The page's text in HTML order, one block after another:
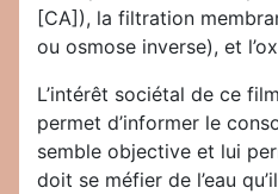
[CA]), la filtration
ou osmose inverse), et
L’intérêt sociétal de ce
permet d’informer le
semble objective et lui
doit se méfier de l’eau